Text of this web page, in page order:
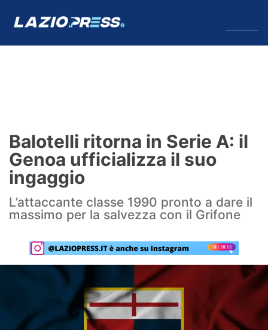
Formello
Infortuni
Primavera
Lazio Women
Rassegna Lazio
Social
Balotelli ritorna in Serie A: il
Genoa ufficializza il suo
ingaggio
L’attaccante classe 1990 pronto a dare il
massimo per la salvezza con il Grifone